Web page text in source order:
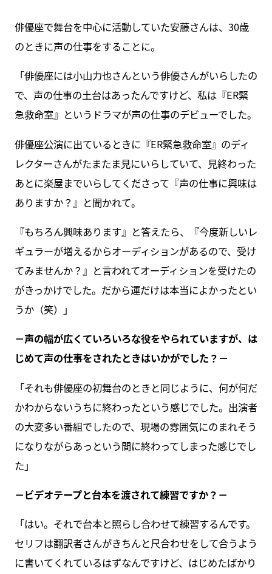
俳優座で舞台を中心に活動していた安藤さんは、30歳
のときに声の仕事をすることに。
「俳優座には小山力也さんという俳優さんがいらしたの
で、声の仕事の土台はあったんですけど、私は『ER緊
急救命室』というドラマが声の仕事のデビューでした。
俳優座公演に出ているときに『ER緊急救命室』のディ
レクターさんがたまたま見にいらしていて、見終わった
あとに楽屋までいらしてくださって『声の仕事に興味は
ありますか？』と聞かれて。
『もちろん興味あります』と答えたら、『今度新しいレ
ギュラーが増えるからオーディションがあるので、受け
てみませんか？』と言われてオーディションを受けたの
がきっかけでした。だから運だけは本当によかったとい
うか（笑）」
－声の幅が広くていろいろな役をやられていますが、は
じめて声の仕事をされたときはいかがでした？－
「それも俳優座の初舞台のときと同じように、何が何だ
かわからないうちに終わったという感じでした。出演者
の大変多い番組でしたので、現場の雰囲気にのまれそう
になりながらあっという間に終わってしまった感じでし
た」
－ビデオテープと台本を渡されて練習ですか？－
「はい。それで台本と照らし合わせて練習するんです。
セリフは翻訳者さんがきちんと尺合わせをして合うよう
に書いてくれているはずなんですけど、はじめたばかり